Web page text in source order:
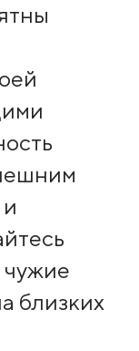
чужие
близких